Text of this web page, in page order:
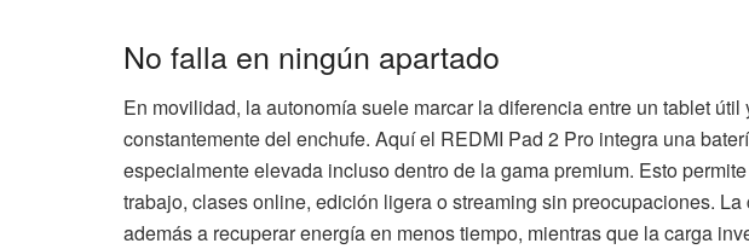
No falla en ningún apartado
En movilidad, la autonomía suele marcar la diferencia entre un tablet
constantemente del enchufe. Aquí el REDMI Pad 2 Pro integra una
especialmente elevada incluso dentro de la gama premium. Esto
trabajo, clases online, edición ligera o streaming sin preocupaciones.
además a recuperar energía en menos tiempo, mientras que la carga